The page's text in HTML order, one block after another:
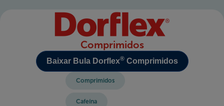
Comprimidos
Baixar Bula Dorflex®Comprimidos
Comprimidos
Cafeína